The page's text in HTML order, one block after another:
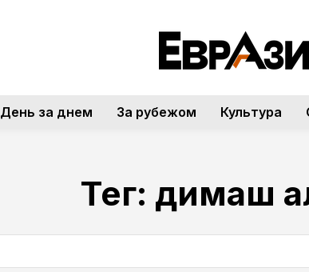
День за днем За рубежом Культура
Тег: димаш